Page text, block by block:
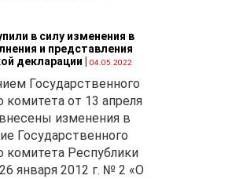
в силу изменения в
и представления
декларации
04.05.2022
Государственного
комитета от 13 апреля
изменения в
Государственного
комитета Республики
января 2012 г. № 2 «О